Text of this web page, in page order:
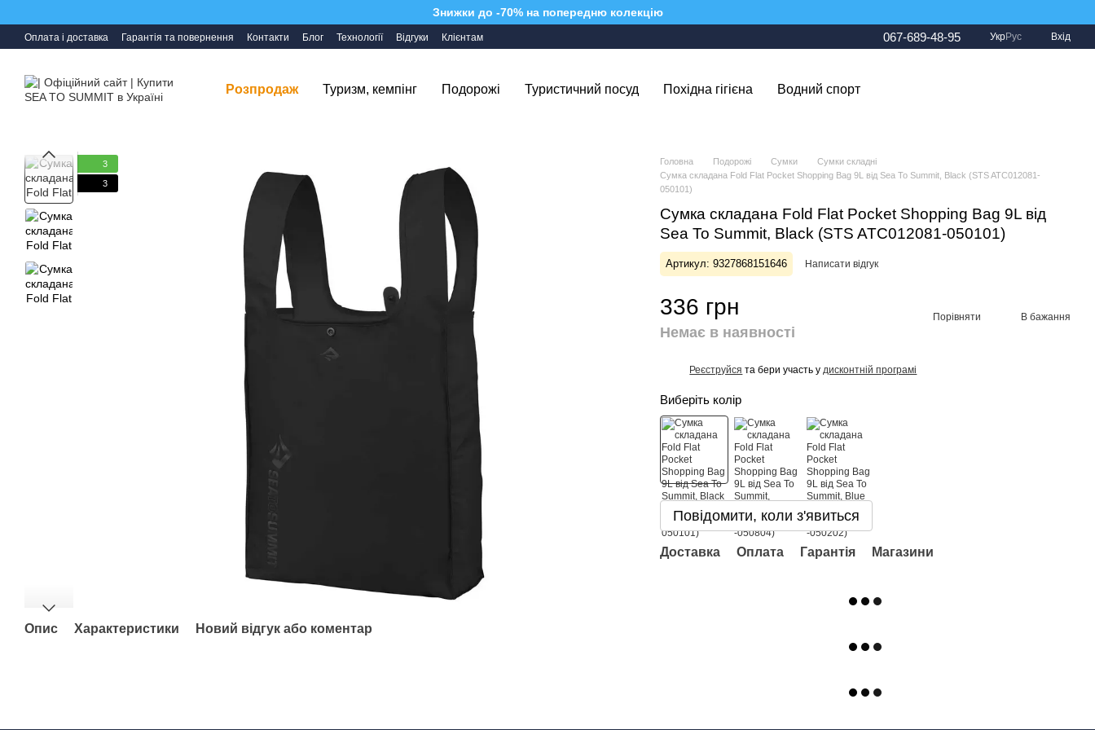
Знижки до -70% на попередню колекцію
Оплата і доставка Гарантія та повернення Контакти Блог Технології Відгуки Клієнтам 067-689-48-95 УкрРус Вхід
Розпродаж Туризм, кемпінг Подорожі Туристичний посуд Похідна гігієна Водний спорт
3
3
Опис Характеристики Новий відгук або коментар
Головна Подорожі Сумки
Сумки складні
Сумка складана Fold Flat Pocket Shopping Bag 9L від Sea To Summit, Black (STS ATC012081-
050101)
Сумка складана Fold Flat Pocket Shopping Bag 9L від
Sea To Summit, Black (STS ATC012081-050101)
Артикул: 9327868151646 Написати відгук
336 грн
Немає в наявності
Порівняти В бажання
Реєструйся та бери участь у дисконтній програмі
Виберіть колір
Повідомити, коли з'явиться
Доставка Оплата Гарантія Магазини